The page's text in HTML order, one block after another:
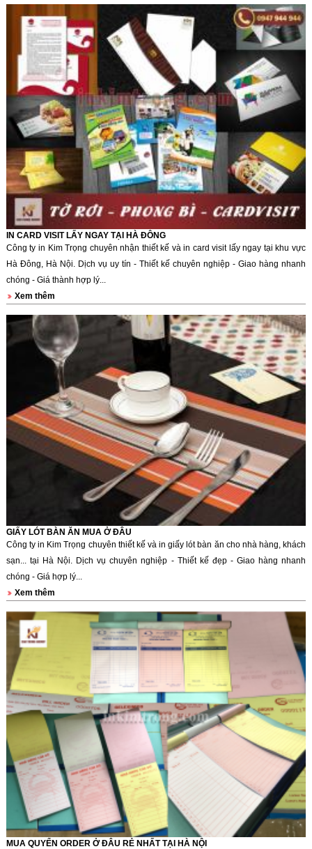
IN CARD VISIT LẤY NGAY TẠI HÀ ĐÔNG
Công ty in Kim Trọng chuyên nhận thiết kế và in card visit lấy ngay tại khu vực
Hà Đông, Hà Nội. Dịch vụ uy tín - Thiết kế chuyên nghiệp - Giao hàng nhanh
chóng - Giá thành hợp lý...
Xem thêm
GIẤY LÓT BÀN ĂN MUA Ở ĐÂU
Công ty in Kim Trọng chuyên thiết kế và in giấy lót bàn ăn cho nhà hàng, khách
sạn... tại Hà Nội. Dịch vụ chuyên nghiệp - Thiết kế đẹp - Giao hàng nhanh
chóng - Giá hợp lý...
Xem thêm
MUA QUYỂN ORDER Ở ĐÂU RẺ NHẤT TẠI HÀ NỘI